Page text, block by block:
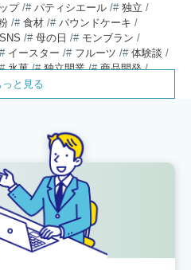
プ パティシエール
独立
食材
パウンドケーキ
SNS 母の日
モンブラン
イースター フルーツ
体験談
氷菓 独立開業
商品開発
ランジェ
タッフ育成
就職活動
インタビュー
コロナ対策
ショコラティエ
専門学生
海外事情
アシェットデセール
担当 チョコレート